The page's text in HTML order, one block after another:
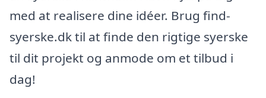
med at realisere dine idéer. Brug find-
syerske.dk til at finde den rigtige syerske
til dit projekt og anmode om et tilbud i
dag!